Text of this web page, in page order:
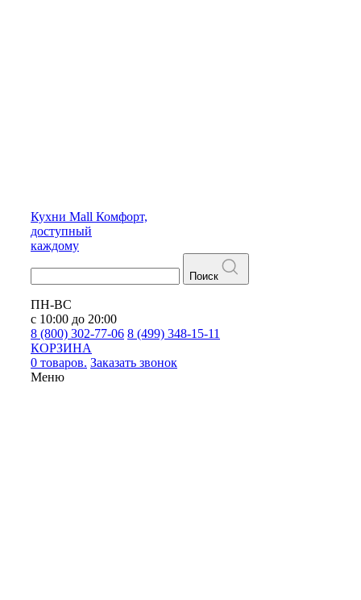
Кухни Mall Комфорт,
доступный
каждому
Поиск
ПН-ВС
с 10:00 до 20:00
8 (800) 302-77-06 8 (499) 348-15-11
КОРЗИНА
0 товаров. Заказать звонок
Меню